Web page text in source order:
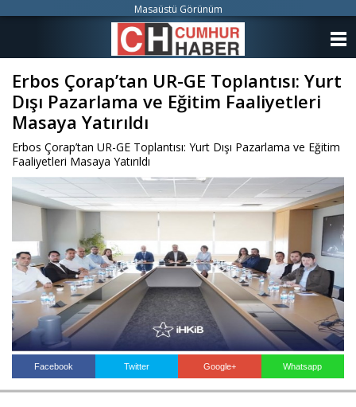
Erbos Çorap’tan UR-GE Toplantısı: Yurt
Dışı Pazarlama ve Eğitim Faaliyetleri
Masaya Yatırıldı
Erbos Çorap’tan UR-GE Toplantısı: Yurt Dışı Pazarlama ve Eğitim
Faaliyetleri Masaya Yatırıldı
Facebook Twitter Google+ Whatsapp
Masaüstü Görünüm
KATEGORİLER
YAZARLAR
ANKETLER
FOTO GALERİ
VİDEO GALERİ
KÜNYE
İLETİŞİM